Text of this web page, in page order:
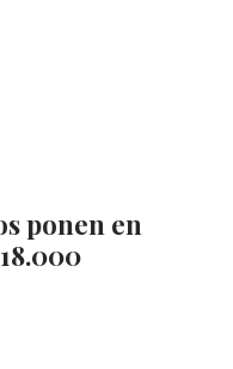
ponen en